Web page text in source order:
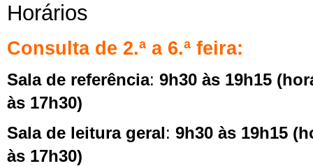
Horários
Consulta de 2.ª a 6.ª feira:
Sala de referência: 9h30 às 19h15
às 17h30)
Sala de leitura geral: 9h30 às 19h15
às 17h30)